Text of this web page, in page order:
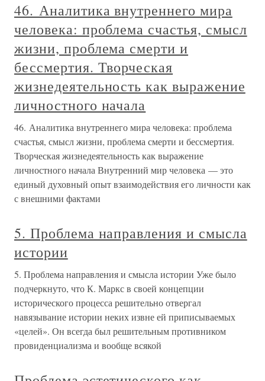
46. Аналитика внутреннего мира
человека: проблема счастья, смысл
жизни, проблема смерти и
бессмертия. Творческая
жизнедеятельность как выражение
личностного начала
46. Аналитика внутреннего мира человека: проблема
счастья, смысл жизни, проблема смерти и бессмертия.
Творческая жизнедеятельность как выражение
личностного начала Внутренний мир человека — это
единый духовный опыт взаимодействия его личности как
с внешними фактами
5. Проблема направления и смысла
истории
5. Проблема направления и смысла истории Уже было
подчеркнуто, что К. Маркс в своей концепции
исторического процесса решительно отвергал
навязывание истории неких извне ей приписываемых
«целей». Он всегда был решительным противником
провиденциализма и вообще всякой